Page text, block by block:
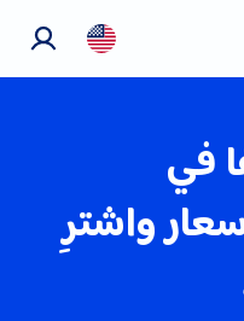
عنا في
واشترِ